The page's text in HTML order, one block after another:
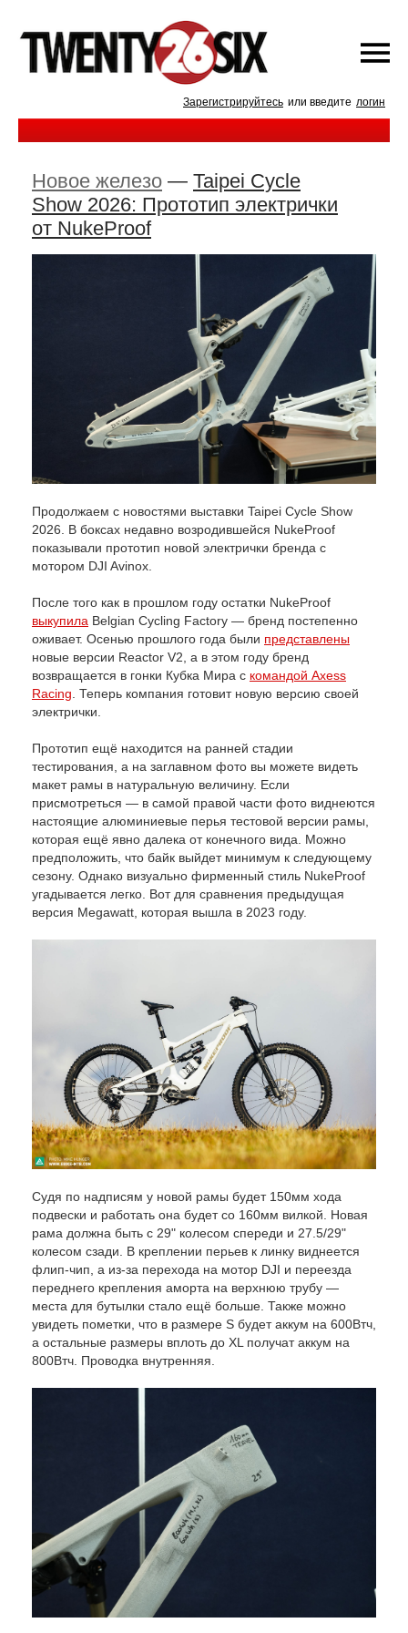
Зарегистрируйтесь или введите логин
Новое железо — Taipei Cycle
Show 2026: Прототип электрички
от NukeProof
Продолжаем с новостями выставки Taipei Cycle Show
2026. В боксах недавно возродившейся NukeProof
показывали прототип новой электрички бренда с
мотором DJI Avinox.
После того как в прошлом году остатки NukeProof
выкупила Belgian Cycling Factory — бренд постепенно
оживает. Осенью прошлого года были представлены
новые версии Reactor V2, а в этом году бренд
возвращается в гонки Кубка Мира с командой Axess
Racing . Теперь компания готовит новую версию своей
электрички.
Прототип ещё находится на ранней стадии
тестирования, а на заглавном фото вы можете видеть
макет рамы в натуральную величину. Если
присмотреться — в самой правой части фото виднеются
настоящие алюминиевые перья тестовой версии рамы,
которая ещё явно далека от конечного вида. Можно
предположить, что байк выйдет минимум к следующему
сезону. Однако визуально фирменный стиль NukeProof
угадывается легко. Вот для сравнения предыдущая
версия Megawatt, которая вышла в 2023 году.
Судя по надписям у новой рамы будет 150мм хода
подвески и работать она будет со 160мм вилкой. Новая
рама должна быть с 29" колесом спереди и 27.5/29"
колесом сзади. В креплении перьев к линку виднеется
флип-чип, а из-за перехода на мотор DJI и переезда
переднего крепления аморта на верхнюю трубу —
места для бутылки стало ещё больше. Также можно
увидеть пометки, что в размере S будет аккум на 600Втч,
а остальные размеры вплоть до XL получат аккум на
800Втч. Проводка внутренняя.